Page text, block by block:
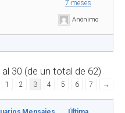
7 meses
Anónimo
30 (de un total de 62)
1 2 3 4 5 6 7 →